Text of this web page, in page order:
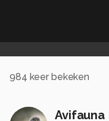
984 keer bekeken
Avifauna